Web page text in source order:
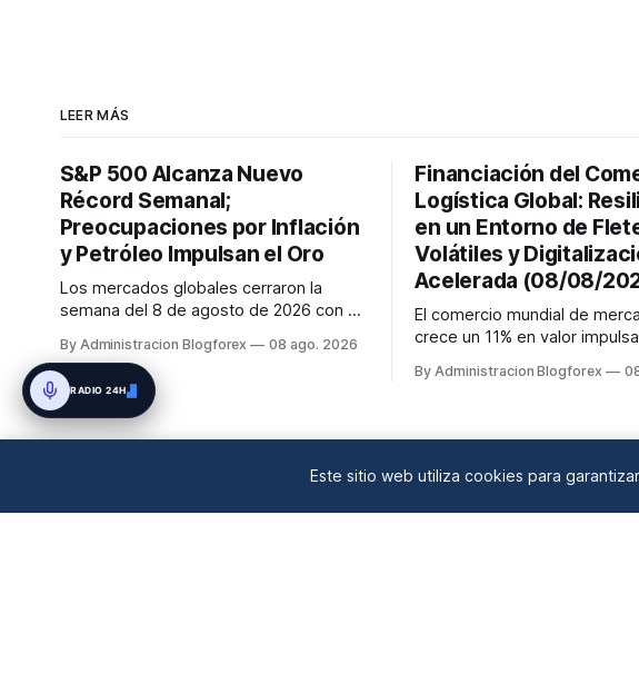
LEER MÁS
S&P 500 Alcanza Nuevo
Récord Semanal;
Preocupaciones por Inflación
y Petróleo Impulsan el Oro
Los mercados globales cerraron la
semana del 8 de agosto de 2026 con el
históricos impulsado por el sector
tecnológico y la IA. La renta fija vio una
caída en los rendimientos del Tesoro de
EE. UU. tras un informe de empleo más
débil. El petróleo se mantuvo al ...
By Administracion Blogforex 08 ago. 2026
Financiación del
Logística Global:
en un Entorno de
Volátiles y
Acelerada (08/08/
El comercio mundial de
crece un 11% en valor
aéreos mantienen su
en un 90% del crédito, se
By Administracion Blogforex
Este sitio web utiliza cookies para
RADIO 24H